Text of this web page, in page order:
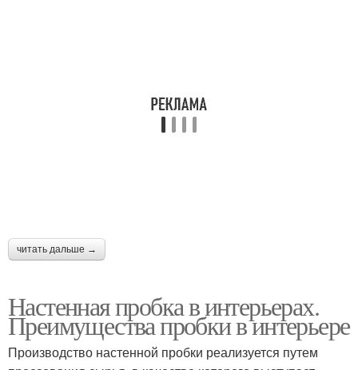
читать дальше →
Настенная пробка в интерьерах.
Преимущества пробки в интерьере
Производство настенной пробки реализуется путем